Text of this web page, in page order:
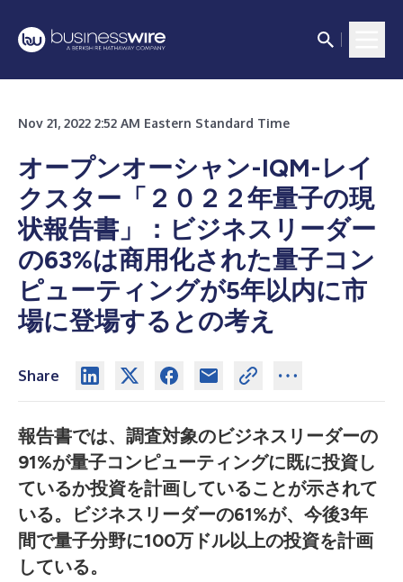
Nov 21, 2022 2:52 AM Eastern Standard Time
オープンオーシャン-IQM-レイ
クスター「２０２２年量子の現
状報告書」：ビジネスリーダー
の63%は商用化された量子コン
ピューティングが5年以内に市
場に登場するとの考え
Share
報告書では、調査対象のビジネスリーダーの
91%が量子コンピューティングに既に投資し
ているか投資を計画していることが示されて
いる。ビジネスリーダーの61%が、今後3年
間で量子分野に100万ドル以上の投資を計画
している。